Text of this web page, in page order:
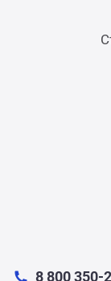
8 800 350-